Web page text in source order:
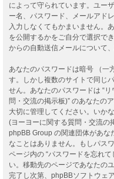
によって守られています。ユー
ー名、パスワード、メールアド
入力しなくてもかまいません。
を公開するかをご自分で選択で
からの自動送信メールについて
あなたのパスワードは暗号 （一
す。しかし複数のサイトで同じ
せん。あなたのパスワードは “
問・交流の掲示板)” のあなたの
大切に管理してください。いか
(ヨーヨーに関する質問・交流の
phpBB Group の関連団体があな
なことはありません。もしパス
ページ内の “パスワードを忘れ
い。移動先のページであなたの
完了し次第、phpBBソフトウェ